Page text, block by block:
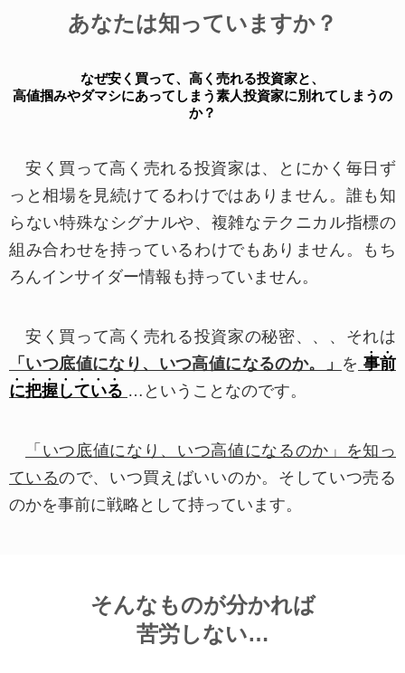
ております。
当社のサービスを購入された場合や当社に個人
情報を登録していただいた場合には、当社のプラ
ただきますので、以下のプライバシーポリシーの
内容を熟読してご理解ください。
■個人情報とは
特定の個人を識別できる情報のことで、氏名、
す。
■個人情報の収集と取り扱い
当社では、有料または無料の当社サービスをご
ールアドレス等の個人情報を収集させていただく
場合がありますが、本人の同意を得た場合と法令
により例外とされる場合を除き、以下の「利用目
当社が個人情報を収集、利用する目的は以下の
あなたは知っていますか？
なぜ安く買って、高く売れる投資家と、
高値掴みやダマシにあってしまう素人投資家に別れてしまうの
か？
安く買って高く売れる投資家は、とにかく毎日ず
っと相場を見続けてるわけではありません。誰も知
らない特殊なシグナルや、複雑なテクニカル指標の
組み合わせを持っているわけでもありません。もち
ろんインサイダー情報も持っていません。
安く買って高く売れる投資家の秘密、、、それは
「いつ底値になり、いつ高値になるのか。」 を 事
●
前
●
に
●
把
●
握
●
し
●
て
●
い
●
る
●
…ということなのです。
「いつ底値になり、いつ高値になるのか」を知っ
ているので、いつ買えばいいのか。そしていつ売る
のかを事前に戦略として持っています。
そんなものが分かれば
苦労しない…